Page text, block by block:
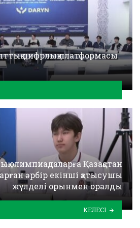
цифрлық платформасы
олимпиадаларға Қазақстан
әрбір екінші қатысушы
жүлделі орынмен оралды
КЕЛЕСІ